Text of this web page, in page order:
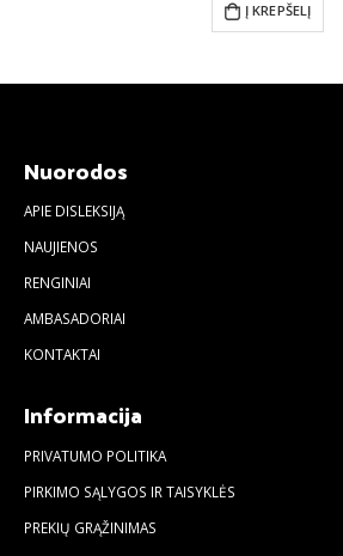
Į KREPŠELĮ
Nuorodos
APIE DISLEKSIJĄ
NAUJIENOS
RENGINIAI
AMBASADORIAI
KONTAKTAI
Informacija
PRIVATUMO POLITIKA
PIRKIMO SĄLYGOS IR TAISYKLĖS
PREKIŲ GRĄŽINIMAS